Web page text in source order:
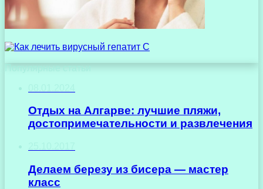
Отдых на Алгарве: лучшие пляжи,
достопримечательности и развлечения
Делаем березу из бисера — мастер
класс